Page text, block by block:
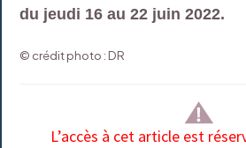
du jeudi 16 au 22 juin 2022.
© crédit photo : DR
L’accès à cet article est